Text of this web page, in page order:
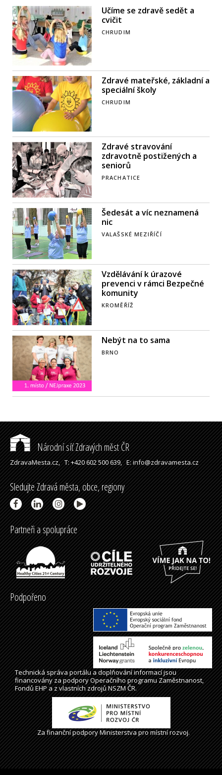
Učíme se zdravě sedět a
cvičit
CHRUDIM
Zdravé mateřské, základní a
speciální školy
CHRUDIM
Zdravé stravování
zdravotně postižených a
seniorů
PRACHATICE
Šedesát a víc neznamená
nic
VALAŠSKÉ MEZIŘÍČÍ
Vzdělávání k úrazové
prevenci v rámci Bezpečné
komunity
KROMĚŘÍŽ
Nebýt na to sama
BRNO
Národní síť Zdravých měst ČR
ZdravaMesta.cz,T: +420 602 500 639,E: info@zdravamesta.cz
Sledujte Zdravá města, obce, regiony
Partneři a spolupráce
Podpořeno
Technická správaportálua doplňování informací jsou
financovány za podpory Operačního programu Zaměstnanost,
Fondů EHP a z vlastních zdrojů NSZM ČR.
Za finanční podpory Ministerstva pro místní rozvoj.